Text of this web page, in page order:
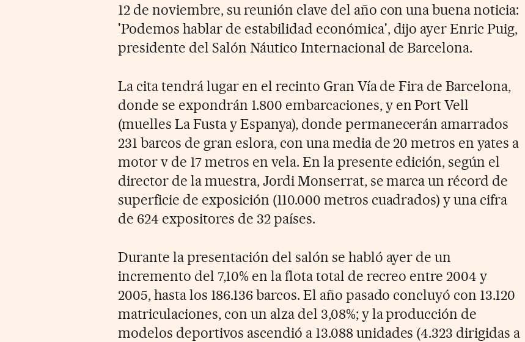
12 de noviembre, su reunión clave del año con una buena noticia:
'Podemos hablar de estabilidad económica', dijo ayer Enric Puig,
presidente del Salón Náutico Internacional de Barcelona.
La cita tendrá lugar en el recinto Gran Vía de Fira de Barcelona,
donde se expondrán 1.800 embarcaciones, y en Port Vell
(muelles La Fusta y Espanya), donde permanecerán amarrados
231 barcos de gran eslora, con una media de 20 metros en yates a
motor v de 17 metros en vela. En la presente edición, según el
director de la muestra, Jordi Monserrat, se marca un récord de
superficie de exposición (110.000 metros cuadrados) y una cifra
de 624 expositores de 32 países.
Durante la presentación del salón se habló ayer de un
incremento del 7,10% en la flota total de recreo entre 2004 y
2005, hasta los 186.136 barcos. El año pasado concluyó con 13.120
matriculaciones, con un alza del 3,08%; y la producción de
modelos deportivos ascendió a 13.088 unidades (4.323 dirigidas a